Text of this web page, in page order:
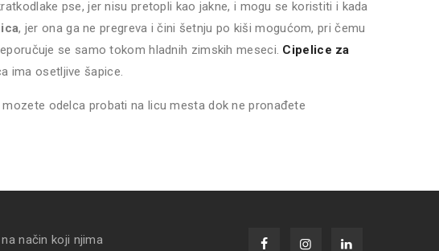
pse, jer nisu pretopli kao jakne, i mogu se koristiti i kada
, jer ona ga ne pregreva i čini šetnju po kiši mogućom, pri čemu
se samo tokom hladnih zimskih meseci. Cipelice za
ima osetljive šapice.
odelca probati na licu mesta dok ne pronađete
način koji njima